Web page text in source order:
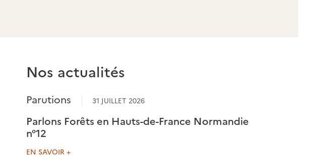
Nos actualités
Parutions 31 JUILLET 2026
Parlons Forêts en Hauts-de-France Normandie
n°12
EN SAVOIR +